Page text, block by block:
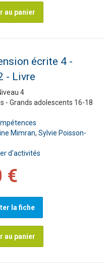
au panier
écrite 4 -
- Livre
4
- Grands adolescents 16-18
Mimran, Sylvie Poisson-
d'activités
€
la fiche
au panier